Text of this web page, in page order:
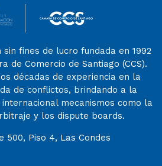
sin fines de lucro fundada en 1992
de Comercio de Santiago (CCS).
décadas de experiencia en la
de conflictos, brindando a la
mecanismos como la
y los dispute boards.
500, Piso 4, Las Condes